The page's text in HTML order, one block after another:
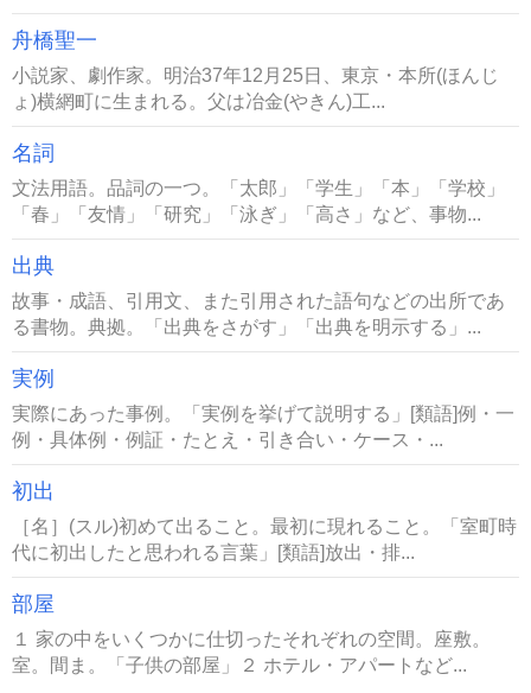
舟橋聖一
小説家、劇作家。明治37年12月25日、東京・本所(ほんじ
ょ)横網町に生まれる。父は冶金(やきん)工...
名詞
文法用語。品詞の一つ。「太郎」「学生」「本」「学校」
「春」「友情」「研究」「泳ぎ」「高さ」など、事物...
出典
故事・成語、引用文、また引用された語句などの出所であ
る書物。典拠。「出典をさがす」「出典を明示する」...
実例
実際にあった事例。「実例を挙げて説明する」[類語]例・一
例・具体例・例証・たとえ・引き合い・ケース・...
初出
［名］(スル)初めて出ること。最初に現れること。「室町時
代に初出したと思われる言葉」[類語]放出・排...
部屋
１ 家の中をいくつかに仕切ったそれぞれの空間。座敷。
室。間ま。「子供の部屋」２ ホテル・アパートなど...